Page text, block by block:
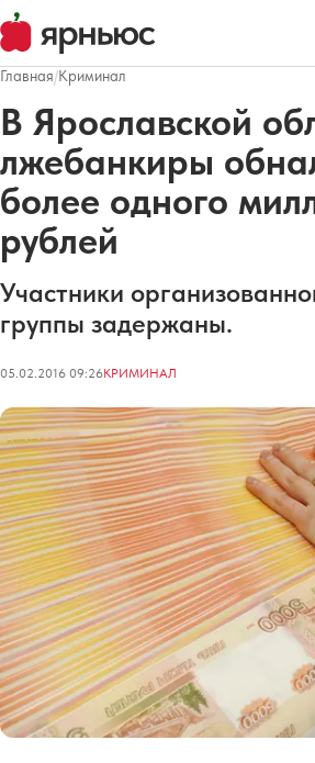
Главная/Криминал
В Ярославской
лжебанкиры
более одного
рублей
Участники
группы задержаны.
05.02.2016 09:26КРИМИНАЛ